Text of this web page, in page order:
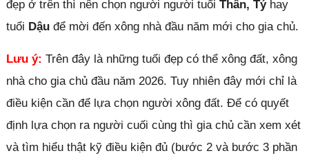
đẹp ở trên thì nên chọn người người tuổi Thân, Týhay
tuổi Dậuđể mời đến xông nhà đầu năm mới cho gia chủ.
Lưu ý: Trên đây là những tuổi đẹp có thể xông đất, xông
nhà cho gia chủ đầu năm 2026. Tuy nhiên đây mới chỉ là
điều kiện cần để lựa chọn người xông đất. Để có quyết
định lựa chọn ra người cuối cùng thì gia chủ cần xem xét
và tìm hiểu thật kỹ điều kiện đủ (bước 2 và bước 3 phần
Đóng quảng cáo ✕